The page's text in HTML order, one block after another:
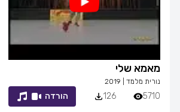
מאמא שלי
נורית מלמד 2019
5710
126 הורדה